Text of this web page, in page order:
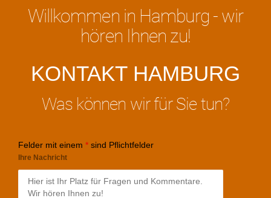
Willkommen in Hamburg - wir
hören Ihnen zu!
KONTAKT HAMBURG
Was können wir für Sie tun?
Felder mit einem * sind Pflichtfelder
Ihre Nachricht